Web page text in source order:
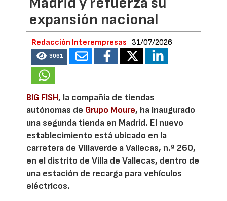
expansión nacional
Redacción Interempresas 31/07/2026
3061
BIG FISH, la compañía de tiendas
autónomas de Grupo Moure, ha inaugurado
una segunda tienda en Madrid. El nuevo
establecimiento está ubicado en la
carretera de Villaverde a Vallecas, n.º 260,
en el distrito de Villa de Vallecas, dentro de
una estación de recarga para vehículos
eléctricos.